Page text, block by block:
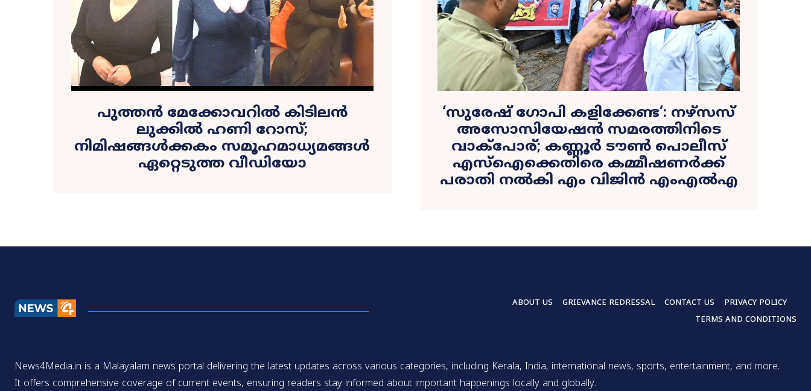
പുത്തൻ മേക്കോവറിൽ കിടിലൻ
ലുക്കിൽ ഹണി റോസ്;
നിമിഷങ്ങൾക്കകം സമൂഹമാധ്യമങ്ങൾ
ഏറ്റെടുത്ത വീഡിയോ
‘സുരേഷ് ഗോപി കളിക്കേണ്ട’: നഴ്സസ്
അസോസിയേഷൻ സമരത്തിനിടെ
വാക്‌പോര്; കണ്ണൂർ ടൗൺ പൊലീസ്
എസ്‌ഐക്കെതിരെ കമ്മീഷണർക്ക്
പരാതി നൽകി എം വിജിൻ എംഎൽഎ
ABOUT US GRIEVANCE REDRESSAL CONTACT US
PRIVACY POLICY
TERMS AND CONDITIONS
News4Media.in is a Malayalam news portal delivering the latest updates across various categories, including Kerala, India, international news, sports, entertainment, and more.
It offers comprehensive coverage of current events, ensuring readers stay informed about important happenings locally and globally.